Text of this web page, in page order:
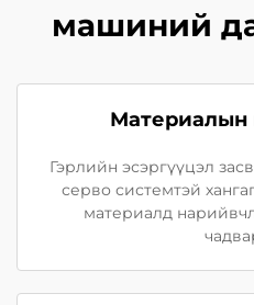
машиний
Материалын
Гэрлийн эсэргүүцэл
серво системтэй
материалд